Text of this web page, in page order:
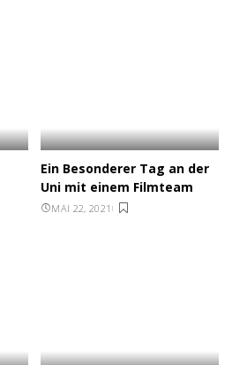
Ein Besonderer Tag an der
Uni mit einem Filmteam
MAI 22, 2021